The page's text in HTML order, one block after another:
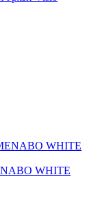
WHITE